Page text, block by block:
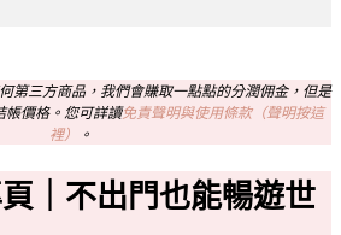
第三方商品，我們會賺取一點點的分潤佣金，但是
帳價格。您可詳讀免責聲明與使用條款（聲明按這
裡）
。
｜不出門也能暢遊世